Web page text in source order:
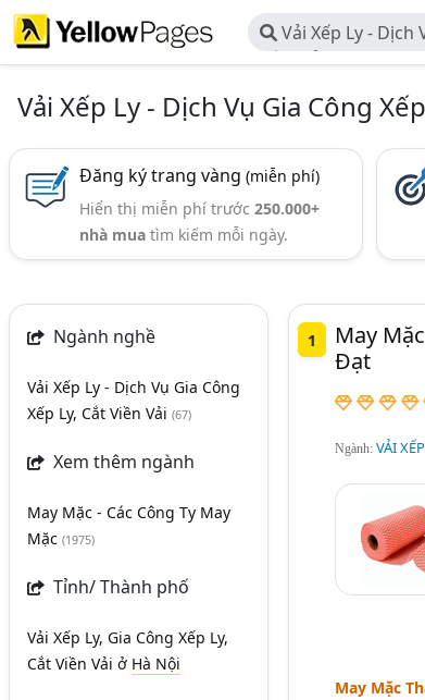
Vải Xếp Ly - Dịch
Viền Vải
Vải Xếp Ly - Dịch Vụ Gia Công
Đăng ký trang vàng(miễn phí)
Hiển thị miễn phí trước250.000+
nhà mua tìm kiếm mỗi ngày.
Ngành nghề
Vải Xếp Ly - Dịch Vụ Gia Công
Xếp Ly, Cắt Viền Vải (67)
Xem thêm ngành
May Mặc - Các Công Ty May
Mặc (1975)
Tỉnh/ Thành phố
Vải Xếp Ly, Gia Công Xếp Ly,
Cắt Viền Vải ở Hà Nội
1
May
Đạt
Ngành: VẢI
May Mặc